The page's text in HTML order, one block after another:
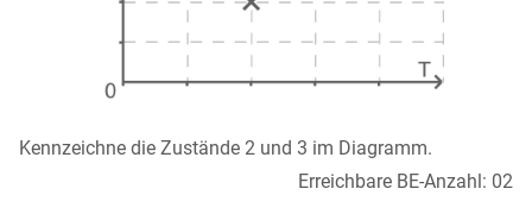
Kennzeichne die Zustände 2 und 3 im Diagramm.
Erreichbare BE-Anzahl: 02